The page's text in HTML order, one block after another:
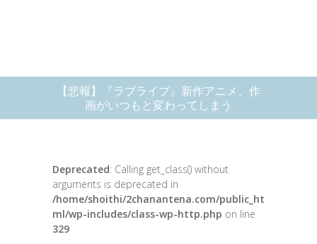
【悲報】『ラブライブ』新作アニメ、作
画がいつもと変わってしまう
Deprecated: Calling get_class() without
arguments is deprecated in
/home/shoithi/2chanantena.com/public_ht
ml/wp-includes/class-wp-http.php on line
329